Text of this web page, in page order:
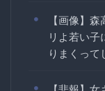
【画像】
リよ若い
りまくって